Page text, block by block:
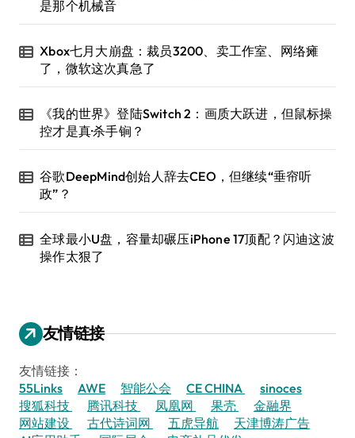
是那个机械音
Xbox七月大崩盘：裁员3200、卖工作室、网络瘫
了，微软这次真急了
《我的世界》登陆Switch 2：画质大跃进，但鼠标操
控才是真·杀手锏？
谷歌DeepMind创始人辞去CEO，但继续“垂帘听
政”？
全球最小U盘，容量却碾压iPhone 17顶配？闪迪这波
操作太狠了
友情链接
友情链接：
55Links
AWE 智能公会 CE CHINA
sinoces
搜狐科技
腾讯科技 凤凰网 果壳
金融界
网站建设
古代诗词网 五虎导航
天津博涛广告